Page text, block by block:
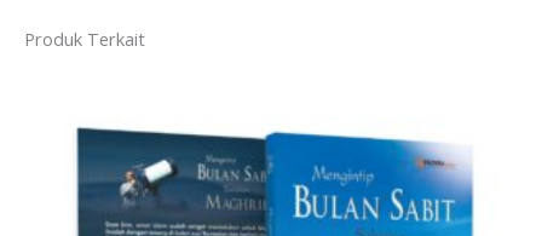
Produk Terkait